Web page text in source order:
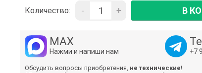
Количество: - + В
MAX
Нажми и напиши нам +7
Обсудить вопросы приобретения, не технические!